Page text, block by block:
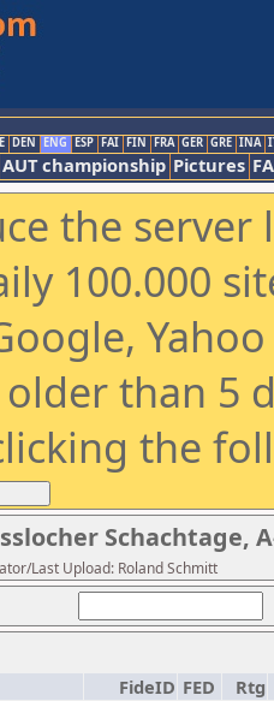
DEN ENG ESP FAI FIN FRA GER GRE INA
AUT championship Pictures
the
100.000
than 5
the
Schachtage,
Last Upload: Roland Schmitt
FideID FED
Rtg